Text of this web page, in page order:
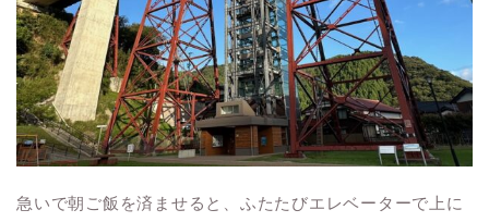
急いで朝ご飯を済ませると、ふたたびエレベーターで上に